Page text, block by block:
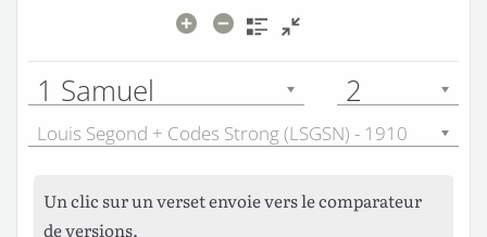
1 Samuel 2
Louis Segond + Codes Strong (LSGSN) - 1910
Un clic sur un verset envoie vers le comparateur
de versions.